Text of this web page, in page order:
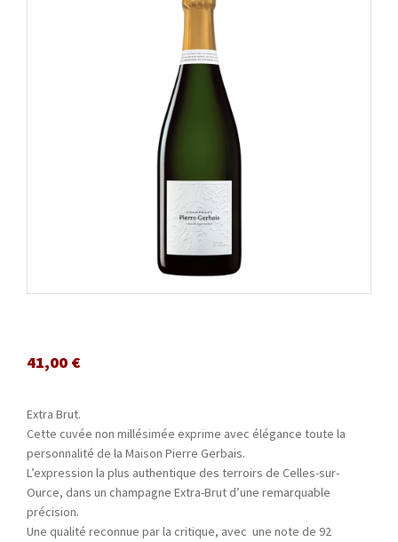
41,00 €
Extra Brut.
Cette cuvée non millésimée exprime avec élégance toute la
personnalité de la Maison Pierre Gerbais.
L’expression la plus authentique des terroirs de Celles-sur-
Ource, dans un champagne Extra-Brut d’une remarquable
précision.
Une qualité reconnue par la critique, avec une note de 92